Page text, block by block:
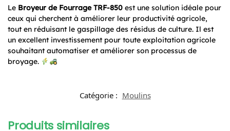
Le Broyeur de Fourrage TRF-850 est une solution idéale pour
ceux qui cherchent à améliorer leur productivité agricole,
tout en réduisant le gaspillage des résidus de culture. Il est
un excellent investissement pour toute exploitation agricole
souhaitant automatiser et améliorer son processus de
broyage.
Catégorie : Moulins
Produits similaires